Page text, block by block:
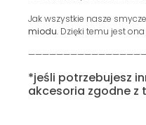
Jak wszystkie nasze
miodu. Dzięki temu jest
*jeśli potrzebujesz
akcesoria zgodne z